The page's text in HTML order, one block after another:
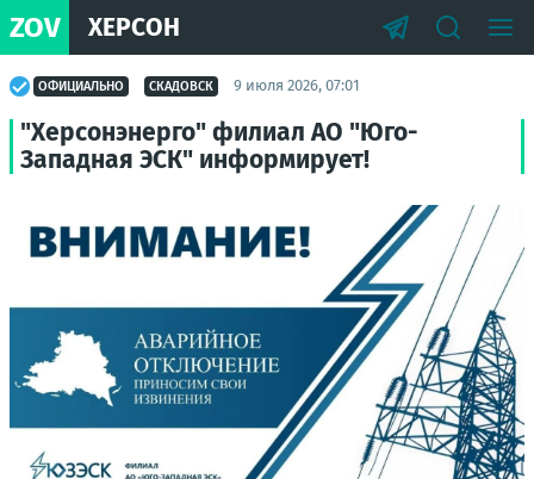
ZOV ХЕРСОН
ОФИЦИАЛЬНО СКАДОВСК 9 июля 2026, 07:01
"Херсонэнерго" филиал АО "Юго-
Западная ЭСК" информирует!